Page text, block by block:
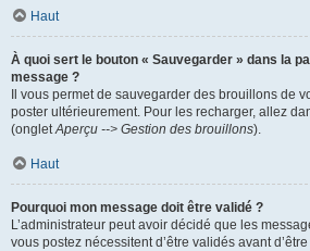
Haut
À quoi sert le bouton « Sauvegarder » dans la
message ?
Il vous permet de sauvegarder des brouillons de
poster ultérieurement. Pour les recharger, allez
(ongletAperçu --> Gestion des brouillons).
Haut
Pourquoi mon message doit être validé ?
L’administrateur peut avoir décidé que les
vous postez nécessitent d’être validés avant